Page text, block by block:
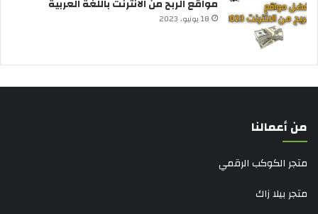
مواقع الربح من الانترنت باللغة العربية
18 يونيو، 2023
من أعمالنا
متجر الكوكب الرقمي
متجر بيلا زاك